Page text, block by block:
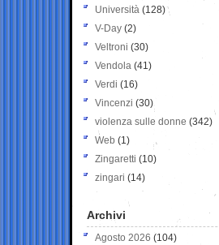
Università (128)
V-Day (2)
Veltroni (30)
Vendola (41)
Verdi (16)
Vincenzi (30)
violenza sulle donne (342)
Web (1)
Zingaretti (10)
zingari (14)
Archivi
Agosto 2026 (104)